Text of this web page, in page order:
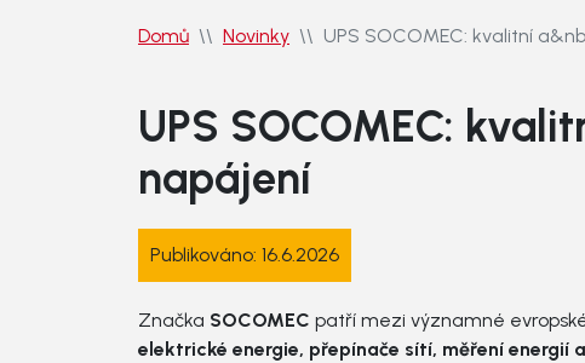
Produkty
Motorgenerátory UPS
Služby
Servis
Servis motorgenerátorů Servis UPS
Projekční podpora
Školení projektantů
Reference
Zdravotnictví Průmysl
Domů Novinky UPS SOCOMEC: kvalitní
UPS SOCOMEC:
napájení
Publikováno: 16.6.2026
Značka SOCOMEC patří mezi významné
elektrické energie, přepínače sítí, měření